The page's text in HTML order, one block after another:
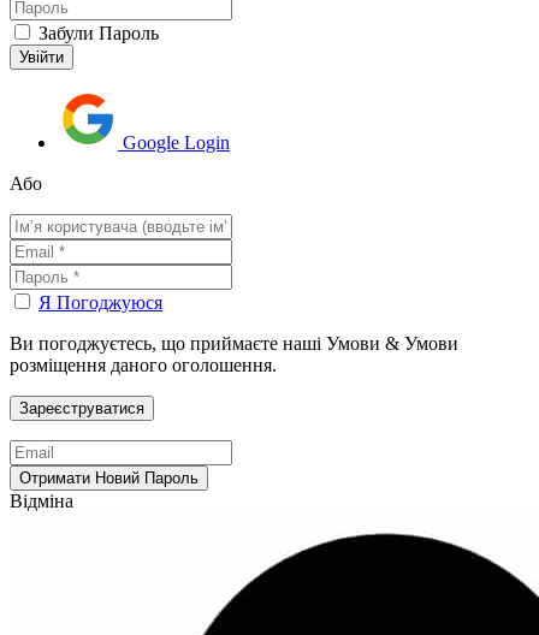
Забули Пароль
Google Login
Або
Я Погоджуюся
Ви погоджуєтесь, що приймаєте наші Умови & Умови
розміщення даного оголошення.
Відміна